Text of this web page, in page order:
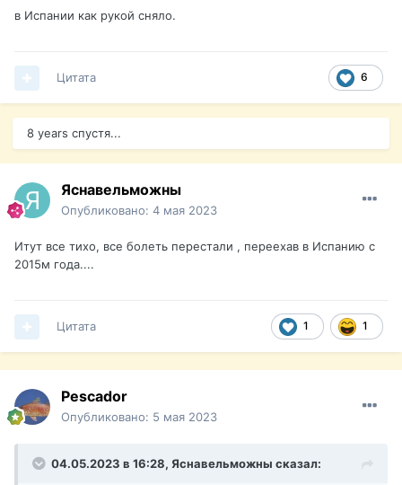
в Испании как рукой сняло.
6
Цитата
8 years спустя...
Яснавельможны
Опубликовано: 4 мая 2023
Итут все тихо, все болеть перестали , переехав в Испанию с
2015м года....
1 1
Цитата
Pescador
Опубликовано: 5 мая 2023
04.05.2023 в 16:28, Яснавельможны сказал: